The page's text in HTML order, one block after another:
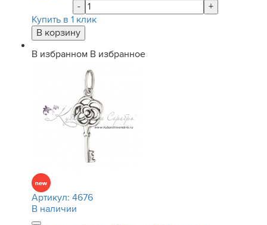
-
+
Купить в 1 клик
В избранном В избранное
Артикул: 4676
В наличии